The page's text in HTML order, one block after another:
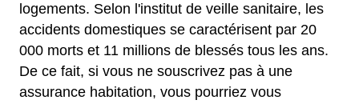
logements. Selon l'institut de veille sanitaire, les
accidents domestiques se caractérisent par 20
000 morts et 11 millions de blessés tous les ans.
De ce fait, si vous ne souscrivez pas à une
assurance habitation, vous pourriez vous